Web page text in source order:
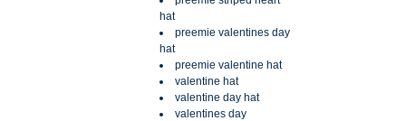
hat
preemie valentines day
hat
preemie valentine hat
valentine hat
valentine day hat
valentines day